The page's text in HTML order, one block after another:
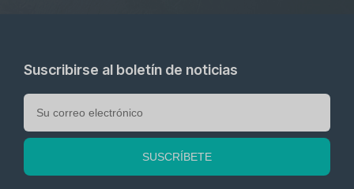
Suscribirse al boletín de noticias